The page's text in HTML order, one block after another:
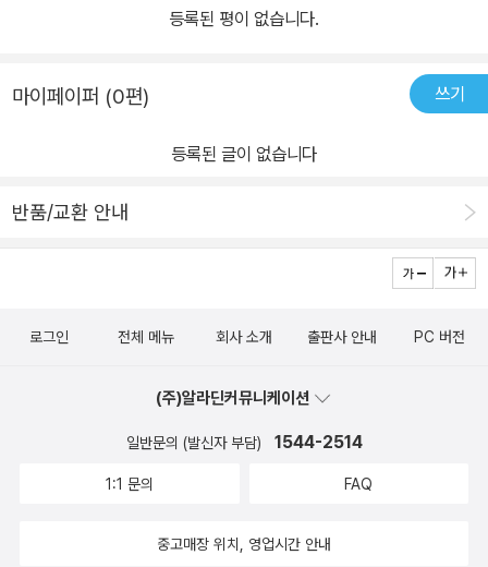
등록된 평이 없습니다.
마이페이퍼 (0편) 쓰기
등록된 글이 없습니다
반품/교환 안내
로그인 전체 메뉴 회사 소개 출판사 안내 PC 버전
(주)알라딘커뮤니케이션
일반문의 (발신자 부담) 1544-2514
1:1 문의 FAQ
중고매장 위치, 영업시간 안내